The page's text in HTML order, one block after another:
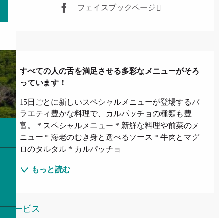
フェイスブックページ
説明
すべての人の舌を満足させる多彩なメニューがそろ
っています！
15日ごとに新しいスペシャルメニューが登場するバ
ラエティ豊かな料理で、カルパッチョの種類も豊
富。 * スペシャルメニュー * 新鮮な料理や前菜のメ
ニュー * 海老のむき身と選べるソース * 牛肉とマグ
ロのタルタル * カルパッチョ
もっと読む
サービス